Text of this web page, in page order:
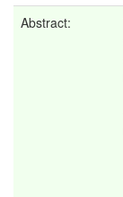
Abstract: